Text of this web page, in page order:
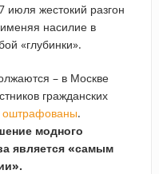
июля жестокий разгон
насилие в
«глубинки».
– в Москве
гражданских
.
модного
является «самым